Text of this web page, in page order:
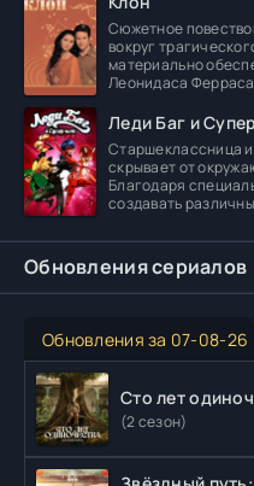
Сюжетное
вокруг
материально
Леонидаса
Леди Баг и
Старшеклассница
скрывает от
Благодаря
создавать
Обновления сериалов
Обновления за 07-08-26
Сто лет
(2 сезон)